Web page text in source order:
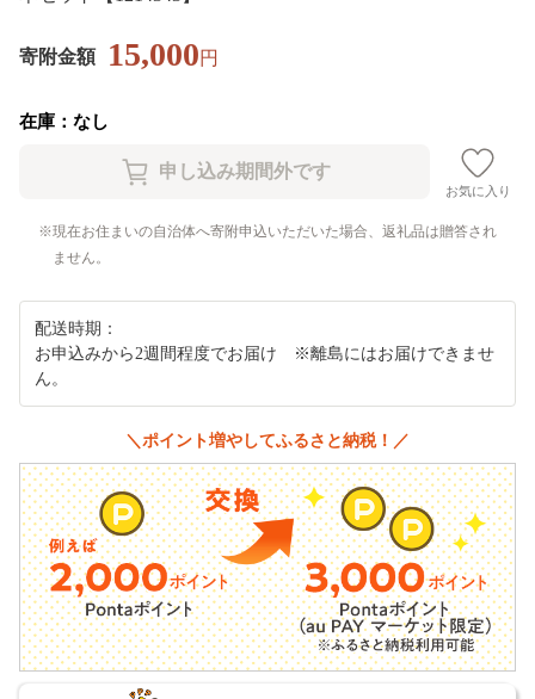
寄附金額 15,000円
在庫：なし
お気に入り
現在お住まいの自治体へ寄附申込いただいた場合、返礼品は贈答され
ません。
配送時期：
お申込みから2週間程度でお届け ※離島にはお届けできませ
ん。
＼ポイント増やしてふるさと納税！／